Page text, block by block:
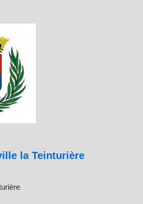
la Teinturière